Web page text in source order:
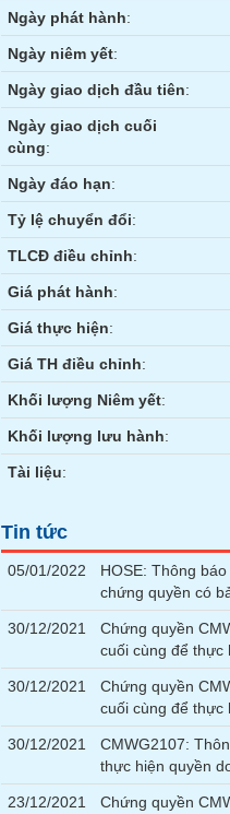
Ngày phát hành:
Ngày niêm yết:
Ngày giao dịch đầu tiên:
Ngày giao dịch cuối
cùng:
Ngày đáo hạn:
Tỷ lệ chuyển đổi:
TLCĐ điều chỉnh:
Giá phát hành:
Giá thực hiện:
Giá TH điều chỉnh:
Khối lượng Niêm yết:
Khối lượng lưu hành:
Tài liệu:
Tin tức
05/01/2022
HOSE: Thông
chứng quyền có
30/12/2021
Chứng quyền
cuối cùng để thực
30/12/2021
Chứng quyền
cuối cùng để thực
30/12/2021
CMWG2107:
thực hiện quyền
23/12/2021
Chứng quyền